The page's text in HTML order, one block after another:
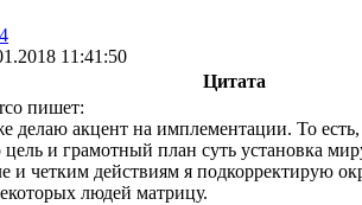
11:41:50
Цитата
пишет:
делаю акцент на имплементации. То
цель и грамотный план суть установка
и четким действиям я подкорректирую
людей матрицу.